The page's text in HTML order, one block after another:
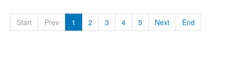
Start Prev 1 2 3 4 5 Next End